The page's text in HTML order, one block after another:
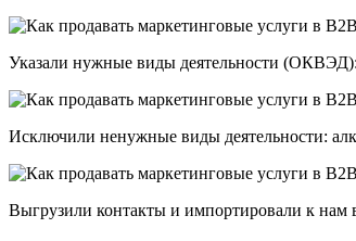
Указали нужные виды деятельности (ОКВЭД):
Исключили ненужные виды деятельности:
Выгрузили контакты и импортировали к нам